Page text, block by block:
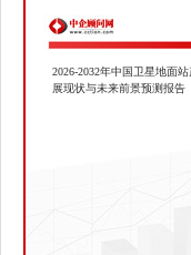
2026-2032年中国卫星地面
展现状与未来前景预测报告